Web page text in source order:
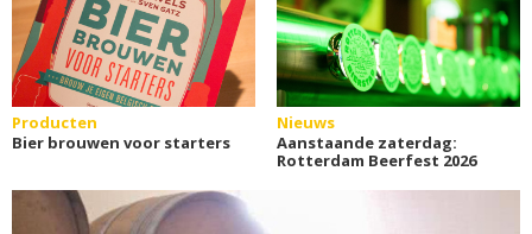
Producten
Bier brouwen voor starters
Nieuws
Aanstaande zaterdag:
Rotterdam Beerfest 2026